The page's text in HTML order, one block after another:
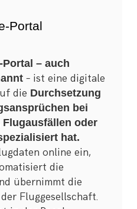
Portal
– auch
– ist eine digitale
die Durchsetzung
bei
oder
hat.
online ein,
die
übernimmt die
Fluggesellschaft.